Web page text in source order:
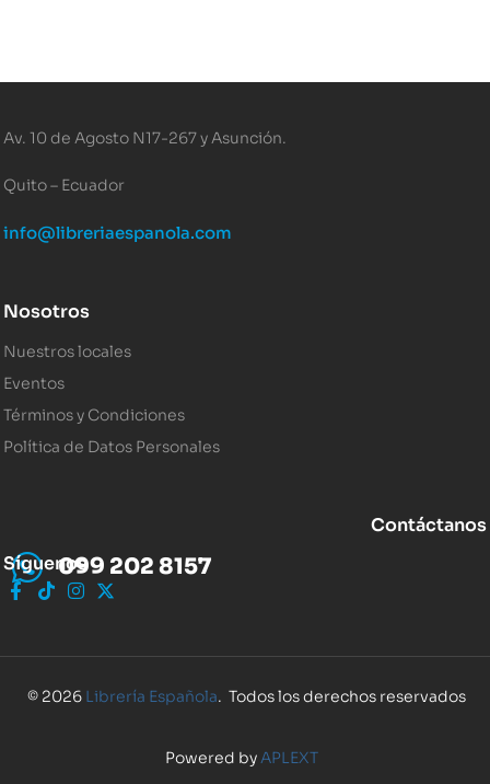
Av. 10 de Agosto N17-267 y Asunción.
Quito – Ecuador
info@libreriaespanola.com
Nosotros
Nuestros locales
Eventos
Términos y Condiciones
Política de Datos Personales
Contáctanos
099 202 8157
Síguenos
© 2026 Librería Española. Todos los derechos reservados
Powered byAPLEXT